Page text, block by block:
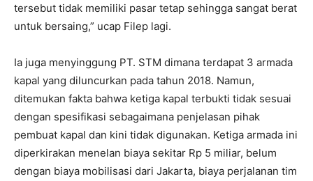
tersebut tidak memiliki pasar tetap sehingga sangat berat
untuk bersaing,” ucap Filep lagi.
Ia juga menyinggung PT. STM dimana terdapat 3 armada
kapal yang diluncurkan pada tahun 2018. Namun,
ditemukan fakta bahwa ketiga kapal terbukti tidak sesuai
dengan spesifikasi sebagaimana penjelasan pihak
pembuat kapal dan kini tidak digunakan. Ketiga armada ini
diperkirakan menelan biaya sekitar Rp 5 miliar, belum
dengan biaya mobilisasi dari Jakarta, biaya perjalanan tim